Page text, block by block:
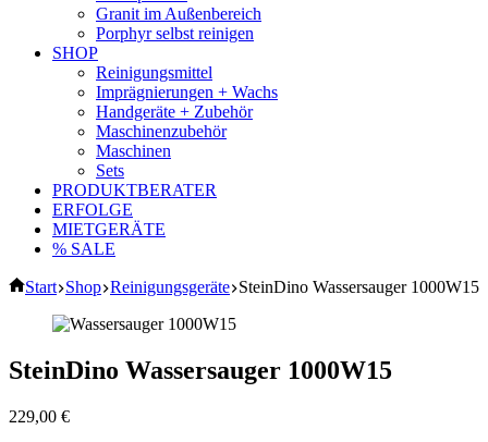
Granit im Außenbereich
Porphyr selbst reinigen
SHOP
Reinigungsmittel
Imprägnierungen + Wachs
Handgeräte + Zubehör
Maschinenzubehör
Maschinen
Sets
PRODUKTBERATER
ERFOLGE
MIETGERÄTE
% SALE
Start Shop Reinigungsgeräte SteinDino Wassersauger 1000W15
SteinDino Wassersauger 1000W15
229,00 €